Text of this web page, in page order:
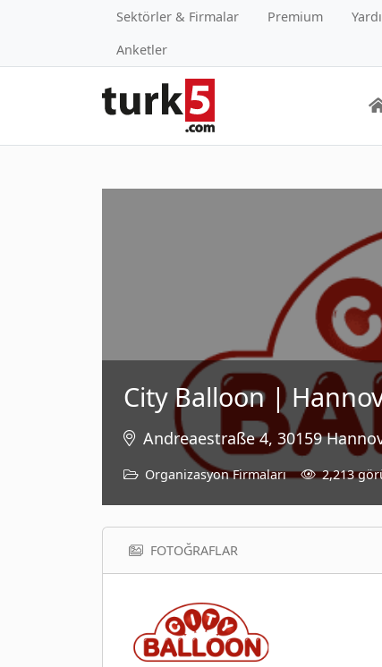
Sektörler & Firmalar Premium
Anketler
City Balloon |
Andreaestraße 4, 30159
Organizasyon Firmaları 2,213
FOTOĞRAFLAR